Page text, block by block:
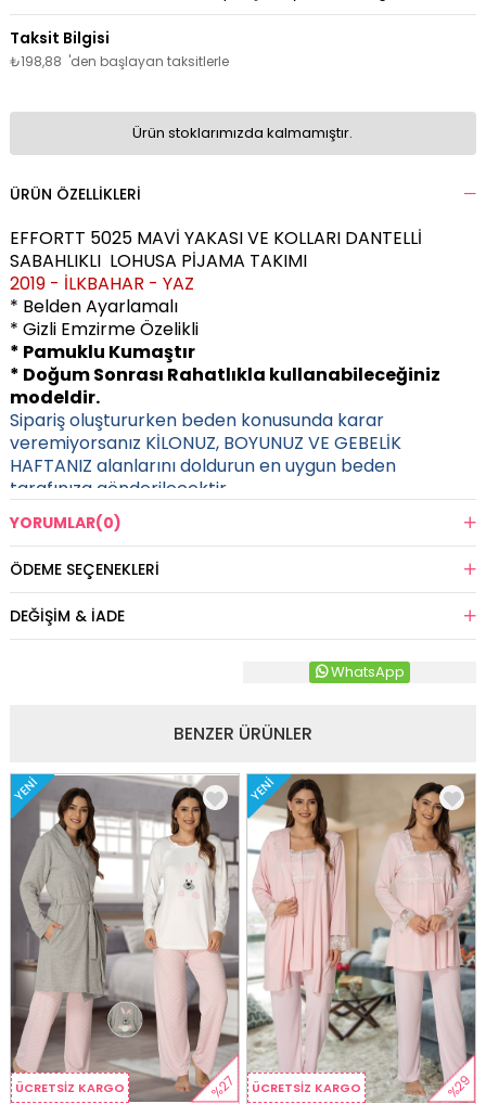
₺198,88 'den başlayan taksitlerle
Ürün stoklarımızda kalmamıştır.
ÜRÜN ÖZELLIKLERI
EFFORTT 5025 MAVİ YAKASI VE KOLLARI DANTELLİ
SABAHLIKLI LOHUSA PİJAMA TAKIMI
2019 - İLKBAHAR - YAZ
* Belden Ayarlamalı
* Gizli Emzirme Özelikli
* Pamuklu Kumaştır
* Doğum Sonrası Rahatlıkla kullanabileceğiniz
modeldir.
Sipariş oluştururken beden konusunda karar
veremiyorsanız KİLONUZ, BOYUNUZ VE GEBELİK
HAFTANIZ alanlarını doldurun en uygun beden
tarafınıza gönderilecektir.
YORUMLAR(0)
ÖDEME SEÇENEKLERI
DEĞIŞIM & İADE
WhatsApp
BENZER ÜRÜNLER
ÜCRETSIZ KARGO
YENI
%27 ÜCRETSIZ KARGO
YENI
%29